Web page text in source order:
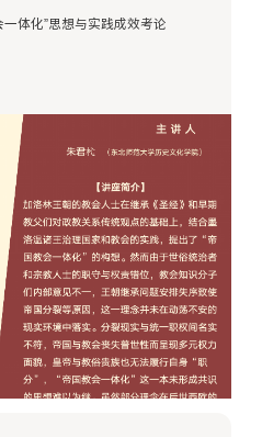
时代 “帝国教会一体化”思想与实践成效考论